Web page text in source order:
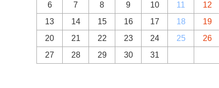
6
7 8 9 10 11
12
13
14 15 16 17 18
19
20
21 22 23 24 25
26
27
28 29 30 31